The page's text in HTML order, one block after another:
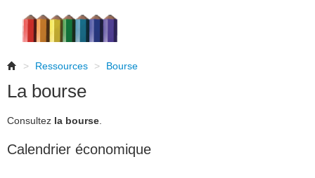
> Ressources > Bourse
La bourse
Consultez la bourse
Calendrier économique